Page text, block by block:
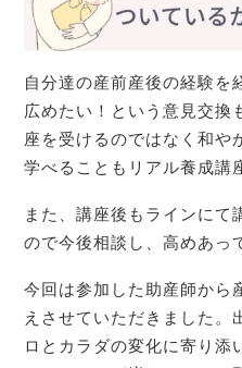
自分達の産前産後の経験を
広めたい！という意見交換
座を受けるのではなく和や
学べることもリアル養成講
また、講座後もラインにて
ので今後相談し、高めあっ
今回は参加した助産師から
えさせていただきました。
ロとカラダの変化に寄り添